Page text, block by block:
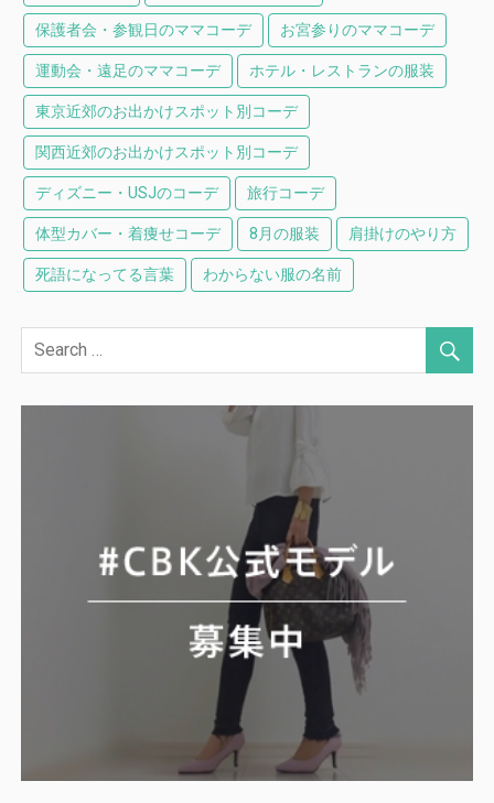
保護者会・参観日のママコーデ お宮参りのママコーデ
運動会・遠足のママコーデ ホテル・レストランの服装
東京近郊のお出かけスポット別コーデ
関西近郊のお出かけスポット別コーデ
ディズニー・USJのコーデ 旅行コーデ
体型カバー・着痩せコーデ 8月の服装 肩掛けのやり方
死語になってる言葉 わからない服の名前